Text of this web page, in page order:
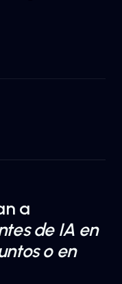
a
de IA en
o en